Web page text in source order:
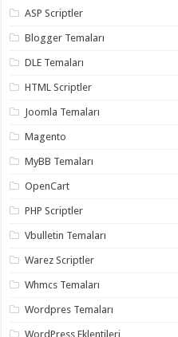
ASP Scriptler
Blogger Temaları
DLE Temaları
HTML Scriptler
Joomla Temaları
Magento
MyBB Temaları
OpenCart
PHP Scriptler
Vbulletin Temaları
Warez Scriptler
Whmcs Temaları
Wordpres Temaları
WordPress Eklentileri